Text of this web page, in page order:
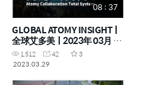
08 : 37
GLOBAL ATOMY INSIGHTㅣ
全球艾多美ㅣ2023年 03月 17
日 成功學院
1,512 42
3
2023.03.29